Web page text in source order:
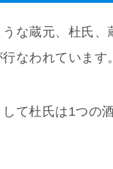
な蔵元、杜氏、
なわれています。
て杜氏は1つの